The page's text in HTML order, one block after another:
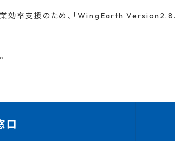
効率支援のため、「WingEarth
口